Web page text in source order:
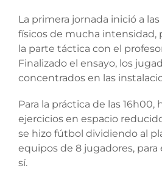
La primera jornada inició a
físicos de mucha intensidad,
la parte táctica con el
Finalizado el ensayo, los
concentrados en las
Para la práctica de las 16h00,
ejercicios en espacio
se hizo fútbol dividiendo al
equipos de 8 jugadores,
sí.